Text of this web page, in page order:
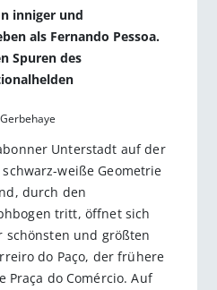
inniger und
als Fernando Pessoa.
Spuren des
Unterstadt auf der
weiße Geometrie
durch den
tritt, öffnet sich
und größten
do Paço, der frühere
Praça do Comércio. Auf